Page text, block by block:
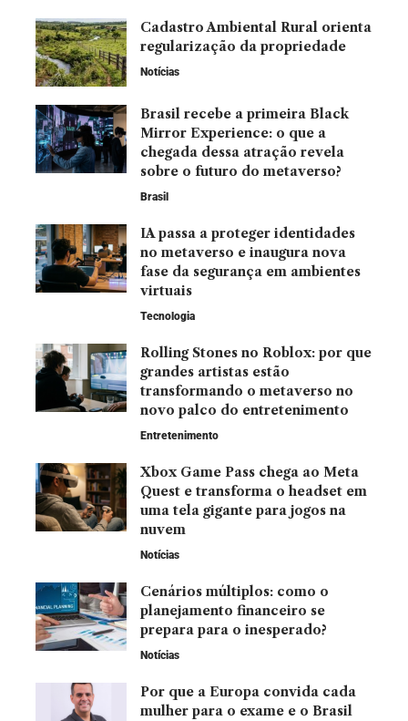
Cadastro Ambiental Rural orienta
regularização da propriedade
Notícias
Brasil recebe a primeira Black
Mirror Experience: o que a
chegada dessa atração revela
sobre o futuro do metaverso?
Brasil
IA passa a proteger identidades
no metaverso e inaugura nova
fase da segurança em ambientes
virtuais
Tecnologia
Rolling Stones no Roblox: por que
grandes artistas estão
transformando o metaverso no
novo palco do entretenimento
Entretenimento
Xbox Game Pass chega ao Meta
Quest e transforma o headset em
uma tela gigante para jogos na
nuvem
Notícias
Cenários múltiplos: como o
planejamento financeiro se
prepara para o inesperado?
Notícias
Por que a Europa convida cada
mulher para o exame e o Brasil